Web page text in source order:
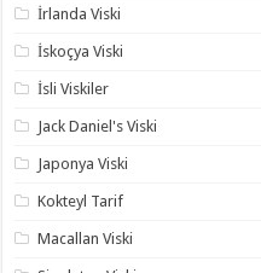
İrlanda Viski
İskoçya Viski
İsli Viskiler
Jack Daniel's Viski
Japonya Viski
Kokteyl Tarif
Macallan Viski